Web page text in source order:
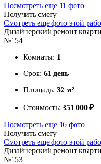
Посмотреть еще 11 фото
Получить смету
Смотреть еще фото этой
Дизайнерский ремонт
№154
Комнаты: 1
Срок: 61 день
Площадь: 32 м²
Стоимость: 351 000 ₽
Посмотреть еще 16 фото
Получить смету
Смотреть еще фото этой
Дизайнерский ремонт
№153